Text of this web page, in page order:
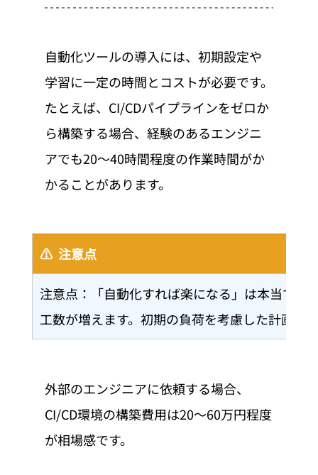
自動化ツールの導入には、初期設定や
学習に一定の時間とコストが必要です。
たとえば、CI/CDパイプラインをゼロか
ら構築する場合、経験のあるエンジニ
アでも20〜40時間程度の作業時間がか
かることがあります。
⚠️  注意点
注意点：「自動化すれば楽になる」は本当です
工数が増えます。初期の負荷を考慮した計画を
外部のエンジニアに依頼する場合、
CI/CD環境の構築費用は20〜60万円程度
が相場感です。